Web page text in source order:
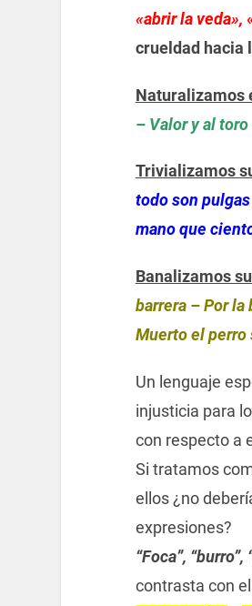
«abrir la veda»,
crueldad hacia
Naturalizamos
– Valor y al
Trivializamos
todo son
mano que
Banalizamos
barrera – Por la
Muerto el perro
Un lenguaje
injusticia para
con respecto a
Si tratamos
ellos ¿no
expresiones?
“Foca”, “burro”,
contrasta con